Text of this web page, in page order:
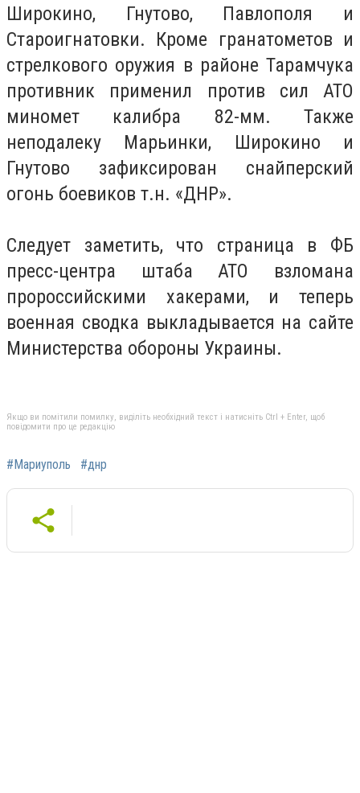
Широкино, Гнутово, Павлополя и
Староигнатовки. Кроме гранатометов и
стрелкового оружия в районе Тарамчука
противник применил против сил АТО
миномет калибра 82-мм. Также
неподалеку Марьинки, Широкино и
Гнутово зафиксирован снайперский
огонь боевиков т.н. «ДНР».
Следует заметить, что страница в ФБ
пресс-центра штаба АТО взломана
пророссийскими хакерами, и теперь
военная сводка выкладывается на сайте
Министерства обороны Украины.
Якщо ви помітили помилку, виділіть необхідний текст і натисніть Ctrl + Enter, щоб
повідомити про це редакцію
#Мариуполь #днр